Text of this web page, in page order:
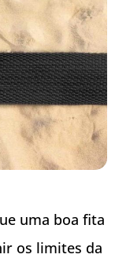
uma boa fita
os limites da